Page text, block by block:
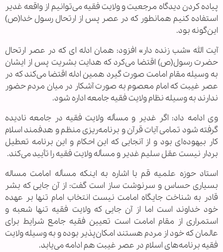
پیاده کردن دیدگاه مرجعیت و ولایت فقیه می‌توانیم از واقعه غدیر
استفاده کنیم همانطور که در عصر پس از ارتحال رسول خدا(ص)
این‌گونه بود.
آیت الله «شب زنده دار» افزود: همان ادله ای که در عصر ارتحال
حضرت رسول(ص) اقتضا می‌کرد که هدایت بشریت پس از ایشان
به وسیله مقام امامت صورت گیرد همین ادله اقتضا می‌کند که در
عصر غیبت که امام معصوم به صورت آشکار در میان مردم حضور
ندارند به وسیله نظام ولایت فقیه جامعه اداره شود.
وی ادامه داد: اگر غدیر و مسأله ولایت فقیه در جامعه نادیده
گرفته شود تمامی آیات قرآن و برنامه‌ریزی منظم و هدفمند اسلام
کار بیهوده‌ای بود و از آنجایی که این احکام و این برنامه تعطیل
بردار نیست عقل سلیم غدیر و مسأله ولایت فقیه را تأیید می‌کند.
استاد حوزه علمیه قم با اشاره به اینکه مسأله امامت مساله
بسیاری حساس و سرنوشت ساز است گفت: از آن جایی که بشر
قادر به شناخت جایگاه امامت نیست انتخاب امام تنها بر عهده
خود خداوند است اما از آن جایی که ولایت فقیه تنها شعبه و
استمراری از مقام امامت است تعیین فقیه جامع شرایط برای
عالمان که خود از مردم هستند امکان‌پذیر بوده و به وسیله ولایت
فقیه برنامه‌های اسلام در عصر غیبت هم ادامه می‌یابد.